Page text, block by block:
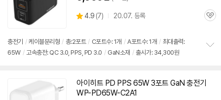
별
4.9 (상
7) 20.07. 등록
관
충전기 / 케이블분리형 / 총:2포트 / C포트수: 1개 / A포트수: 1개 / 최대출력:
65W / 고속충전: QC 3.0, PPS, PD 3.0 / GaN소재 / 출시가: 34,300원
아이히트 PD PPS 65W3포트 GaN 충전기
WP-PD65W-C2A1